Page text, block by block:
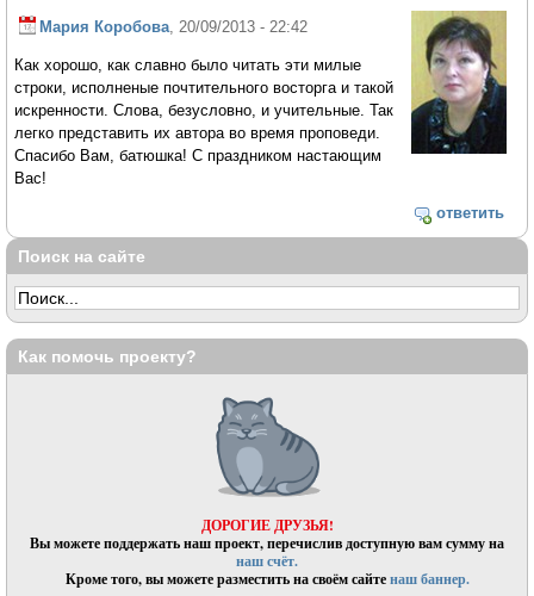
Мария Коробова , 20/09/2013 - 22:42
Как хорошо, как славно было читать эти милые
строки, исполненые почтительного восторга и такой
искренности. Слова, безусловно, и учительные. Так
легко представить их автора во время проповеди.
Спасибо Вам, батюшка! С праздником настающим
Вас!
ответить
Поиск на сайте
Как помочь проекту?
ДОРОГИЕ ДРУЗЬЯ!
Вы можете поддержать наш проект, перечислив доступную вам сумму на
наш счёт.
Кроме того, вы можете разместить на своём сайтенаш баннер.